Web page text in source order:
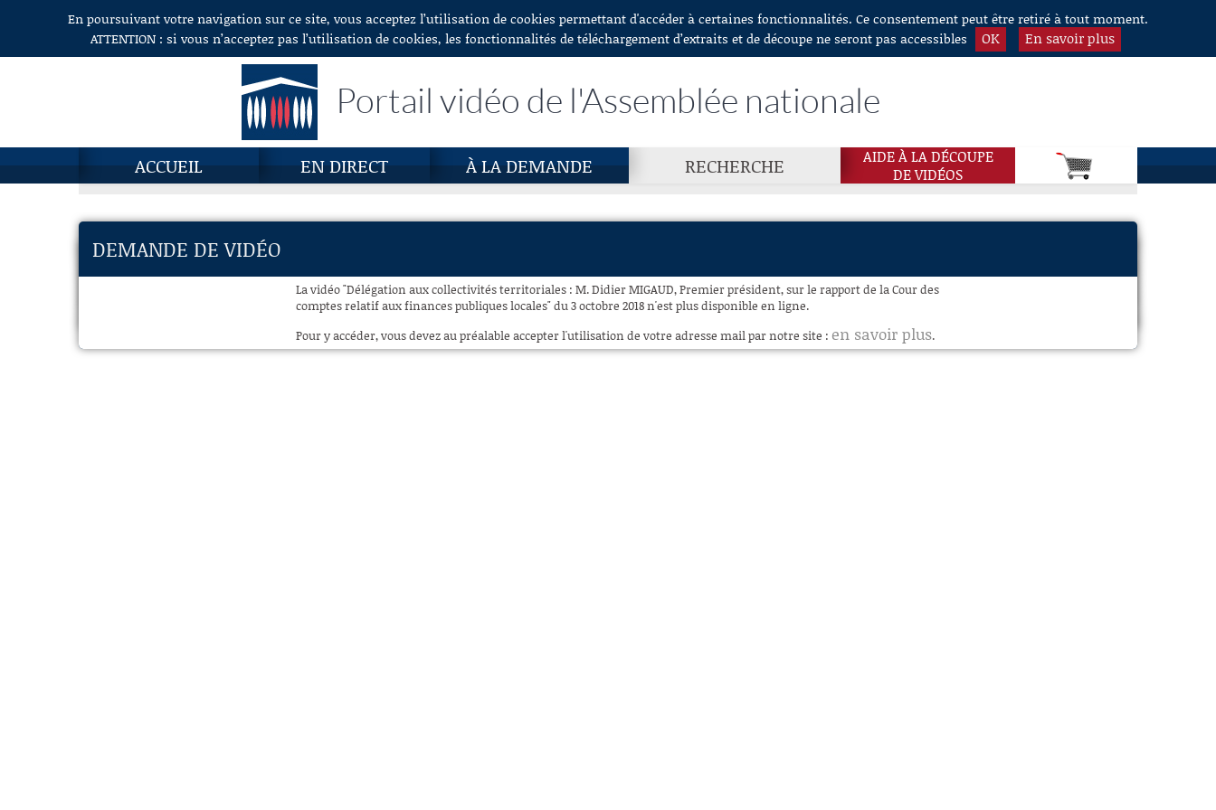
Aller au contenuEn poursuivant votre navigation sur ce site, vous acceptez l’utilisation de cookies permettant d'accéder à certaines fonctionnalités. Ce consentement peut être retiré à tout moment.
ATTENTION : si vous n’acceptez pas l’utilisation de cookies, les fonctionnalités de téléchargement d’extraits et de découpe ne seront pas accessibles
OK En savoir plus
Portail vidéo de l'Assemblée nationale
ACCUEIL EN DIRECT À LA DEMANDE RECHERCHE
AIDE À LA DÉCOUPE
DE VIDÉOS
DEMANDE DE VIDÉO
La vidéo "Délégation aux collectivités territoriales : M. Didier MIGAUD, Premier président, sur le rapport de la Cour des
comptes relatif aux finances publiques locales" du 3 octobre 2018 n'est plus disponible en ligne.
Pour y accéder, vous devez au préalable accepter l'utilisation de votre adresse mail par notre site : en savoir plus.